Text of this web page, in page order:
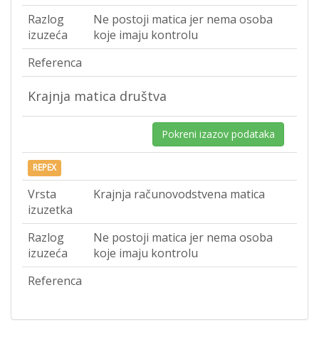
Razlog
izuzeća
Ne postoji matica jer nema osoba
koje imaju kontrolu
Referenca
Krajnja matica društva
Pokreni izazov podataka
REPEX
Vrsta
izuzetka
Krajnja računovodstvena matica
Razlog
izuzeća
Ne postoji matica jer nema osoba
koje imaju kontrolu
Referenca